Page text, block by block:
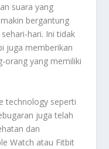
suara yang
bergantung
hari. Ini tidak
juga memberikan
orang yang memiliki
technology seperti
juga telah
dan
Watch atau Fitbit